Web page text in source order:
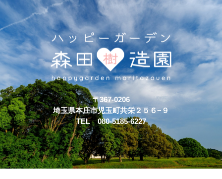
〒367-0206
埼玉県本庄市児玉町共栄２５６−９
TEL 080-5185-6227